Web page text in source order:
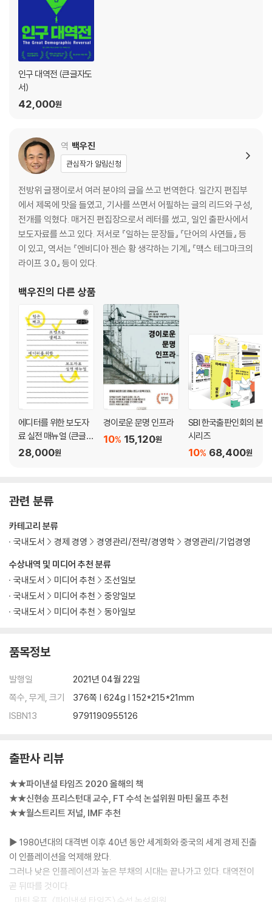
인구 대역전 (큰글자도
서)
42,000원
역 백우진
관심작가 알림신청
전방위 글쟁이로서 여러 분야의 글을 쓰고 번역한다. 일간지 편집부
에서 제목에 맛을 들였고, 기사를 쓰면서 어필하는 글의 리드와 구성,
전개를 익혔다. 매거진 편집장으로서 레터를 썼고, 일인 출판사에서
보도자료를 쓰고 있다. 저서로 『일하는 문장들』 『단어의 사연들』 등
이 있고, 역서는 『엔비디아 젠슨 황 생각하는 기계』 『맥스 테그마크의
라이프 3.0』 등이 있다.
백우진의 다른 상품
에디터를 위한 보도자
료 실전 매뉴얼 (큰글자
책)
28,000원
경이로운 문명 인프라
15,120원
10%
SBI 한국출판인회의 본
시리즈
68,400원
10%
관련 분류
수상내역 및 미디어 추천 분류
국내도서
미디어 추천
조선일보
국내도서
미디어 추천
중앙일보
국내도서
미디어 추천 동아일보
카테고리 분류
국내도서
경제 경영 경영관리/전략/경영학 경영관리/기업경영
품목정보
발행일
2021년 04월 22일
쪽수, 무게, 크기
376쪽 | 624g | 152*215*21mm
ISBN13
9791190955126
출판사 리뷰
★★파이낸셜 타임즈 2020 올해의 책
★★신현송 프리스턴대 교수, FT 수석 논설위원 마틴 울프 추천
★★월스트리트 저널, IMF 추천
▶ 1980년대의 대격변 이후 40년 동안 세계화와 중국의 세계 경제 진출
이 인플레이션을 억제해 왔다.
그러나 낮은 인플레이션과 높은 부채의 시대는 끝나가고 있다. 대역전이
곧 뒤따를 것이다.